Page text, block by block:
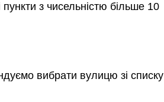
з чисельністю більше 10
вибрати вулицю зі списку